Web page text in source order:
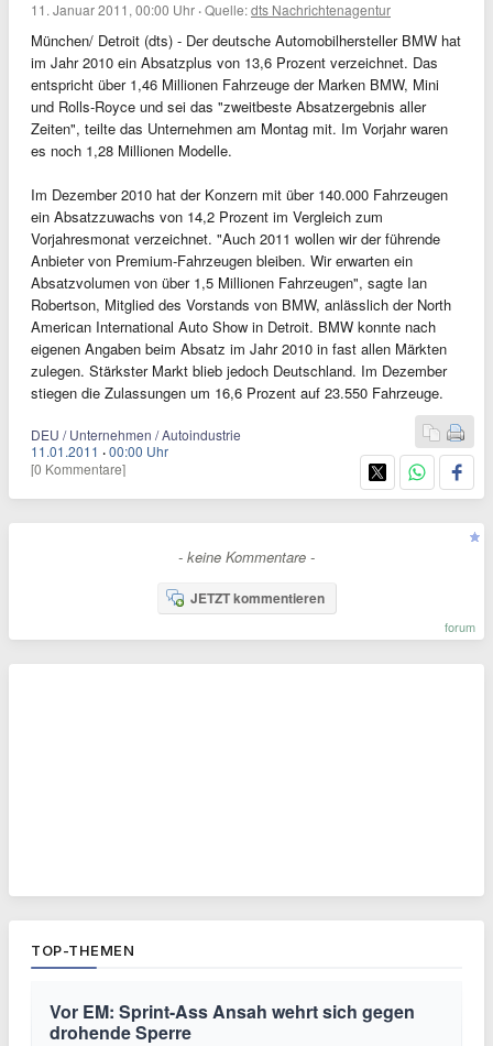
11. Januar 2011, 00:00 Uhr ·Quelle:dts Nachrichtenagentur
München/ Detroit (dts) - Der deutsche Automobilhersteller BMW hat
im Jahr 2010 ein Absatzplus von 13,6 Prozent verzeichnet. Das
entspricht über 1,46 Millionen Fahrzeuge der Marken BMW, Mini
und Rolls-Royce und sei das "zweitbeste Absatzergebnis aller
Zeiten", teilte das Unternehmen am Montag mit. Im Vorjahr waren
es noch 1,28 Millionen Modelle.
Im Dezember 2010 hat der Konzern mit über 140.000 Fahrzeugen
ein Absatzzuwachs von 14,2 Prozent im Vergleich zum
Vorjahresmonat verzeichnet. "Auch 2011 wollen wir der führende
Anbieter von Premium-Fahrzeugen bleiben. Wir erwarten ein
Absatzvolumen von über 1,5 Millionen Fahrzeugen", sagte Ian
Robertson, Mitglied des Vorstands von BMW, anlässlich der North
American International Auto Show in Detroit. BMW konnte nach
eigenen Angaben beim Absatz im Jahr 2010 in fast allen Märkten
zulegen. Stärkster Markt blieb jedoch Deutschland. Im Dezember
stiegen die Zulassungen um 16,6 Prozent auf 23.550 Fahrzeuge.
DEU / Unternehmen / Autoindustrie
11.01.2011 ·00:00 Uhr
[0 Kommentare]
- keine Kommentare -
JETZT kommentieren
forum
TOP-THEMEN
Vor EM: Sprint-Ass Ansah wehrt sich gegen
drohende Sperre